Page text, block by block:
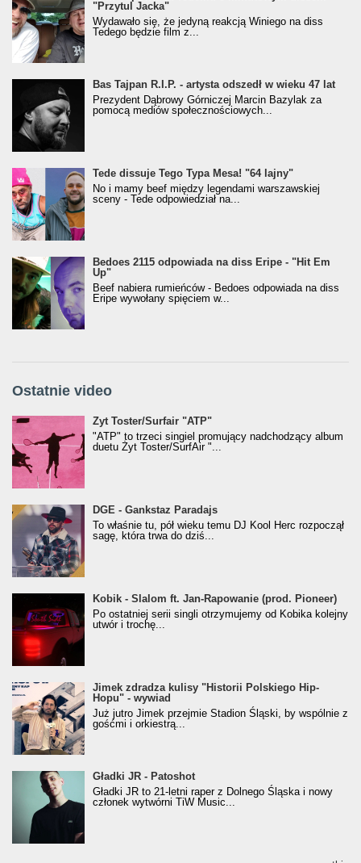
"Przytul Jacka"
Wydawało się, że jedyną reakcją Winiego na diss
Tedego będzie film z...
Bas Tajpan R.I.P. - artysta odszedł w wieku 47 lat
Prezydent Dąbrowy Górniczej Marcin Bazylak za
pomocą mediów społecznościowych...
Tede dissuje Tego Typa Mesa! "64 lajny"
No i mamy beef między legendami warszawskiej
sceny - Tede odpowiedział na...
Bedoes 2115 odpowiada na diss Eripe - "Hit Em
Up"
Beef nabiera rumieńców - Bedoes odpowiada na diss
Eripe wywołany spięciem w...
Ostatnie video
Żyt Toster/SurfAir - ATP VIDEO
Żyt Toster/Surfair "ATP"
"ATP" to trzeci singiel promujący nadchodzący album
duetu Żyt Toster/SurfAir "...
donGURALesko z nagrodą za
Klasyczny/Trueschoolowy Album Roku
(Popkillery 2023)
DGE - Gankstaz Paradajs
To właśnie tu, pół wieku temu DJ Kool Herc rozpoczął
sagę, która trwa do dziś...
Kobik - Slalom ft. Jan-Rapowanie (prod. Pioneer)
[Official Music Visualiser]
Kobik - Slalom ft. Jan-Rapowanie (prod. Pioneer)
Po ostatniej serii singli otrzymujemy od Kobika kolejny
utwór i trochę...
Jimek zdradza kulisy "Historii Polskiego Hip-
Hopu" - wywiad
Jimek zdradza kulisy "Historii Polskiego Hip-
Hopu" - wywiad
Już jutro Jimek przejmie Stadion Śląski, by wspólnie z
gośćmi i orkiestrą...
Gładki JR - Patoshot
Gładki JR - Patoshot
Gładki JR to 21-letni raper z Dolnego Śląska i nowy
członek wytwórni TiW Music...